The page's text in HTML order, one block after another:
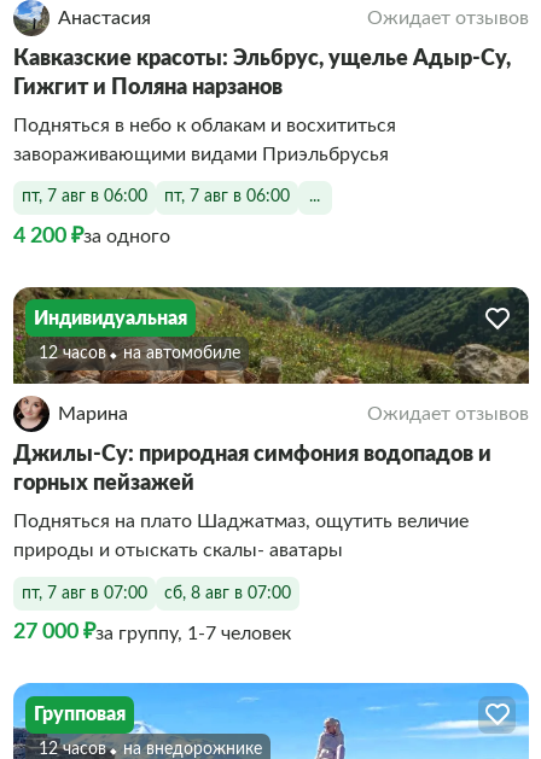
Анастасия Ожидает отзывов
Кавказские красоты: Эльбрус, ущелье Адыр-Су,
Гижгит и Поляна нарзанов
Подняться в небо к облакам и восхититься
завораживающими видами Приэльбрусья
пт, 7 авг в 06:00 пт, 7 авг в 06:00 ...
4 200 ₽за одного
Индивидуальная
12 часов На автомобиле
Марина Ожидает отзывов
Джилы-Су: природная симфония водопадов и
горных пейзажей
Подняться на плато Шаджатмаз, ощутить величие
природы и отыскать скалы- аватары
пт, 7 авг в 07:00 сб, 8 авг в 07:00
27 000 ₽за группу, 1-7 человек
Групповая
12 часов на внедорожнике